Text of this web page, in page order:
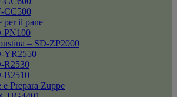
CC500
per il pane
PN100
– SD-ZP2000
YR2550
R2530
B2510
e Prepara Zuppe